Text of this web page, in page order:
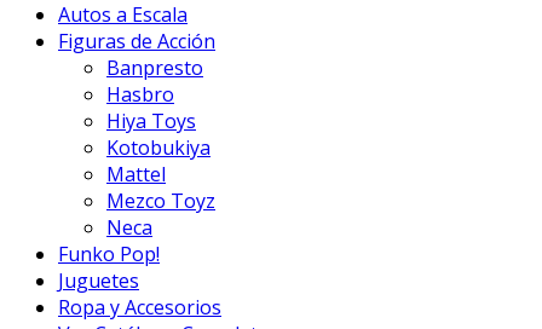
Autos a Escala
Figuras de Acción
Banpresto
Hasbro
Hiya Toys
Kotobukiya
Mattel
Mezco Toyz
Neca
Funko Pop!
Juguetes
Ropa y Accesorios